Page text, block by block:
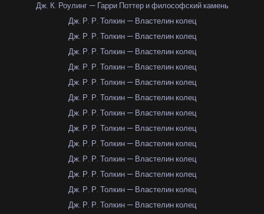
Дж. К. Роулинг — Гарри Поттер и философский камень
Дж. Р. Р. Толкин — Властелин колец
Дж. Р. Р. Толкин — Властелин колец
Дж. Р. Р. Толкин — Властелин колец
Дж. Р. Р. Толкин — Властелин колец
Дж. Р. Р. Толкин — Властелин колец
Дж. Р. Р. Толкин — Властелин колец
Дж. Р. Р. Толкин — Властелин колец
Дж. Р. Р. Толкин — Властелин колец
Дж. Р. Р. Толкин — Властелин колец
Дж. Р. Р. Толкин — Властелин колец
Дж. Р. Р. Толкин — Властелин колец
Дж. Р. Р. Толкин — Властелин колец
Дж. Р. Р. Толкин — Властелин колец